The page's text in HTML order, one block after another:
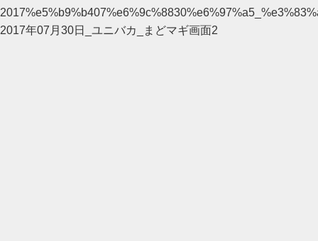
2017年07月30日_ユニバカ_まどマギ画面2